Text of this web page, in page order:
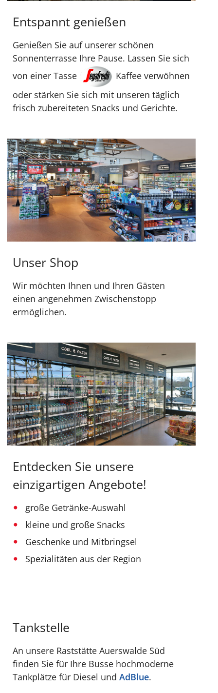
Entspannt genießen
Genießen Sie auf unserer schönen
Sonnenterrasse Ihre Pause. Lassen Sie sich
von einer Tasse
Kaffee verwöhnen
oder stärken Sie sich mit unseren täglich
frisch zubereiteten Snacks und Gerichte.
Unser Shop
Wir möchten Ihnen und Ihren Gästen
einen angenehmen Zwischenstopp
ermöglichen.
Entdecken Sie unsere
einzigartigen Angebote!
große Getränke-Auswahl
kleine und große Snacks
Geschenke und Mitbringsel
Spezialitäten aus der Region
Tankstelle
An unsere Raststätte Auerswalde Süd
finden Sie für Ihre Busse hochmoderne
Tankplätze für Diesel und AdBlue.